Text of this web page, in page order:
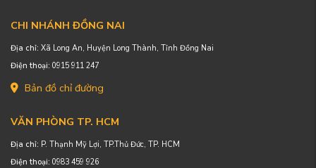
CHI NHÁNH ĐỒNG NAI
Địa chỉ: Xã Long An, Huyện Long Thành, Tỉnh Đồng Nai
Điện thoại: 0915 911 247
Bản đồ chỉ đường
VĂN PHÒNG TP. HCM
Địa chỉ: P. Thạnh Mỹ Lợi, TP.Thủ Đức, TP. HCM
Điện thoại: 0983 459 926